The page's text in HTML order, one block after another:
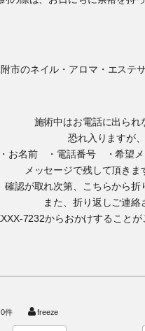
施術中はお電話に出られ
恐れ入りますが
・お名前 ・電話番号 ・希望
メッセージで残して頂きま
確認が取れ次第、こちらから折
また、折り返しご連絡
7232からおかけすることが
0件 freeze